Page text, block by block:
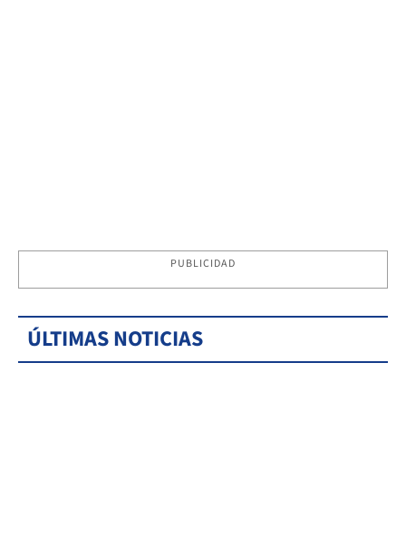
PUBLICIDAD
ÚLTIMAS NOTICIAS